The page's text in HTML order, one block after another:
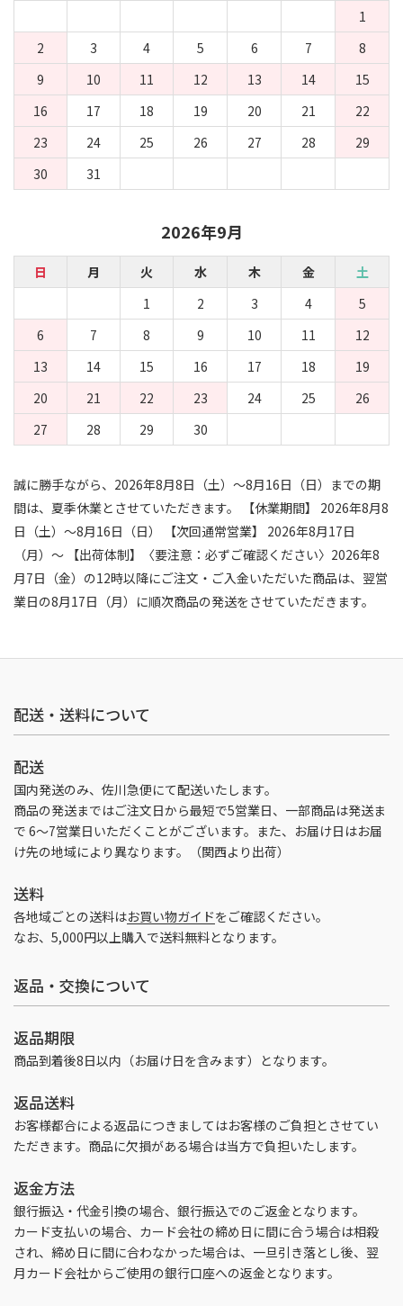
1
2
3 4 5 6 7
8
9
10 11 12 13 14
15
16
17 18 19 20 21
22
23
24 25 26 27 28
29
30
31
2026年9月
日 月 火 水 木 金
土
1
2 3 4
5
6
7 8 9 10 11
12
13
14 15 16 17 18
19
20
21 22 23 24 25
26
27
28 29 30
誠に勝手ながら、2026年8月8日（土）～8月16日（日）までの期
間は、夏季休業とさせていただきます。 【休業期間】 2026年8月8
日（土）～8月16日（日） 【次回通常営業】 2026年8月17日
（月）～ 【出荷体制】〈要注意：必ずご確認ください〉2026年8
月7日（金）の12時以降にご注文・ご入金いただいた商品は、翌営
業日の8月17日（月）に順次商品の発送をさせていただきます。
配送・送料について
配送
国内発送のみ、佐川急便にて配送いたします。
商品の発送まではご注文日から最短で5営業日、一部商品は発送ま
で 6～7営業日いただくことがございます。また、お届け日はお届
け先の地域により異なります。（関西より出荷）
送料
各地域ごとの送料はお買い物ガイドをご確認ください。
なお、5,000円以上購入で送料無料となります。
返品・交換について
返品期限
商品到着後8日以内（お届け日を含みます）となります。
返品送料
お客様都合による返品につきましてはお客様のご負担とさせてい
ただきます。商品に欠損がある場合は当方で負担いたします。
返金方法
銀行振込・代金引換の場合、銀行振込でのご返金となります。
カード支払いの場合、カード会社の締め日に間に合う場合は相殺
され、締め日に間に合わなかった場合は、一旦引き落とし後、翌
月カード会社からご使用の銀行口座への返金となります。